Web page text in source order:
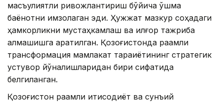
масъулиятли ривожлантириш бўйича қўшма
баёнотни имзолаган эди. Ҳужжат мазкур соҳадаги
ҳамкорликни мустаҳкамлаш ва илғор тажриба
алмашишга қаратилган. Қозоғистонда рақамли
трансформация мамлакат тараққиётининг стратегик
устувор йўналишларидан бири сифатида
белгиланган.
Қозоғистон рақамли иқтисодиёт ва сунъий